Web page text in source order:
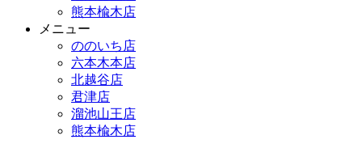
熊本楡木店
メニュー
ののいち店
六本木本店
北越谷店
君津店
溜池山王店
熊本楡木店